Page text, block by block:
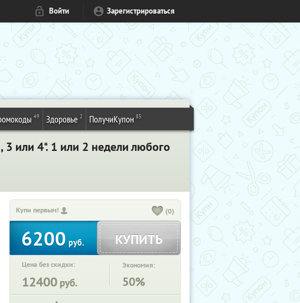
Войти Зарегистрироваться
49 Здоровье 2 ПолучиКупон 85
, 3 или 4*. 1 или 2 недели любого
Купи первым! (0)
6200руб. КУПИТЬ
Цена без скидки:
12400 руб.
Экономия:
50%